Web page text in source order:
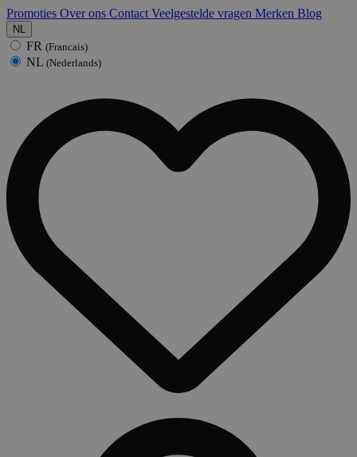
Promoties Over ons Contact Veelgestelde vragen Merken Blog
NL
FR (Francais)
NL (Nederlands)